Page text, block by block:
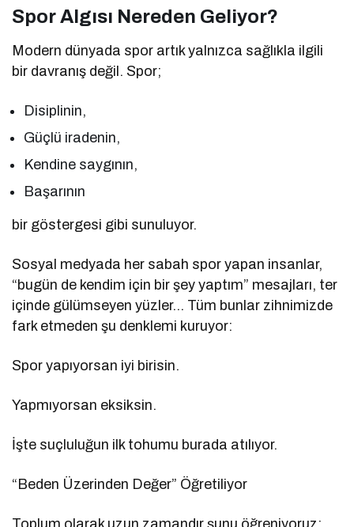
Spor Algısı Nereden Geliyor?
Modern dünyada spor artık yalnızca sağlıkla ilgili
bir davranış değil. Spor;
Disiplinin,
Güçlü iradenin,
Kendine saygının,
Başarının
bir göstergesi gibi sunuluyor.
Sosyal medyada her sabah spor yapan insanlar,
“bugün de kendim için bir şey yaptım” mesajları, ter
içinde gülümseyen yüzler… Tüm bunlar zihnimizde
fark etmeden şu denklemi kuruyor:
Spor yapıyorsan iyi birisin.
Yapmıyorsan eksiksin.
İşte suçluluğun ilk tohumu burada atılıyor.
“Beden Üzerinden Değer” Öğretiliyor
Toplum olarak uzun zamandır şunu öğreniyoruz: